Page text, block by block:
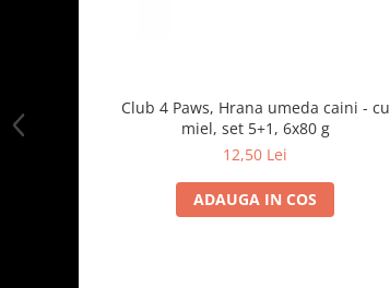
Club 4 Paws, Hrana umeda caini - cu
miel, set 5+1, 6x80 g
12,50 Lei
ADAUGA IN COS